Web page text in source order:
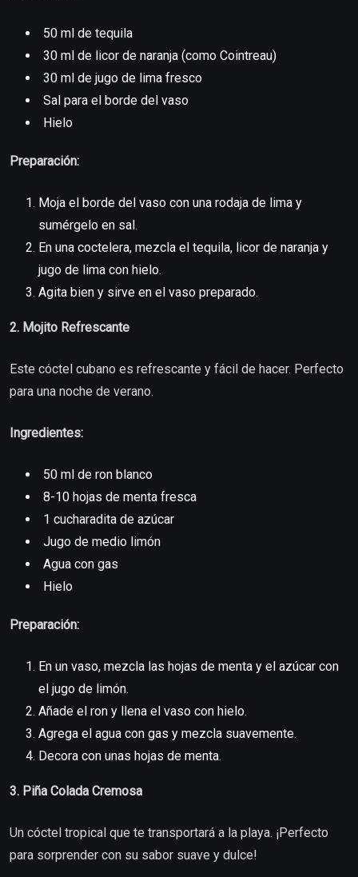
50 ml de tequila
30 ml de licor de naranja (como Cointreau)
30 ml de jugo de lima fresco
Sal para el borde del vaso
Hielo
Preparación:
Moja el borde del vaso con una rodaja de lima y
sumérgelo en sal.
En una coctelera, mezcla el tequila, licor de naranja y
jugo de lima con hielo.
Agita bien y sirve en el vaso preparado.
2. Mojito Refrescante
Este cóctel cubano es refrescante y fácil de hacer. Perfecto
para una noche de verano.
Ingredientes:
50 ml de ron blanco
8-10 hojas de menta fresca
1 cucharadita de azúcar
Jugo de medio limón
Agua con gas
Hielo
Preparación:
En un vaso, mezcla las hojas de menta y el azúcar con
el jugo de limón.
Añade el ron y llena el vaso con hielo.
Agrega el agua con gas y mezcla suavemente.
Decora con unas hojas de menta.
3. Piña Colada Cremosa
Un cóctel tropical que te transportará a la playa. ¡Perfecto
para sorprender con su sabor suave y dulce!